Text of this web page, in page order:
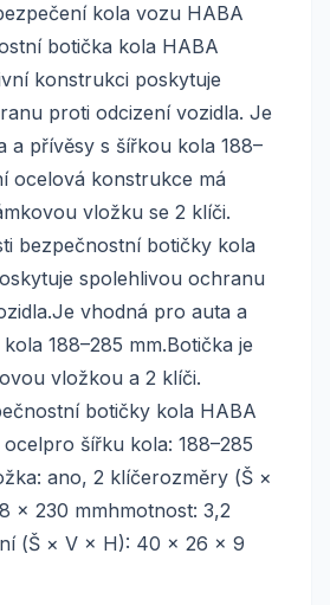
kola vozu HABA
botička kola HABA
konstrukci poskytuje
proti odcizení vozidla. Je
a přívěsy s šířkou kola 188–
ocelová konstrukce má
vložku se 2 klíči.
bezpečnostní botičky kola
spolehlivou ochranu
vhodná pro auta a
188–285 mm.Botička je
vložkou a 2 klíči.
botičky kola HABA
šířku kola: 188–285
ano, 2 klíčerozměry (Š ×
× 230 mmhmotnost: 3,2
(Š × V × H): 40 × 26 × 9